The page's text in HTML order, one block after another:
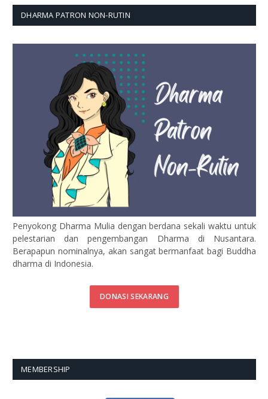
DHARMA PATRON NON-RUTIN
Penyokong Dharma Mulia dengan berdana sekali waktu untuk
pelestarian dan pengembangan Dharma di Nusantara.
Berapapun nominalnya, akan sangat bermanfaat bagi Buddha
dharma di Indonesia.
DONASI SEKARANG
MEMBERSHIP